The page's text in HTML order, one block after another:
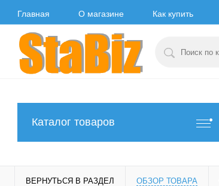
Главная О магазине Как купить
Каталог товаров
ВЕРНУТЬСЯ В РАЗДЕЛ ОБЗОР ТОВАРА